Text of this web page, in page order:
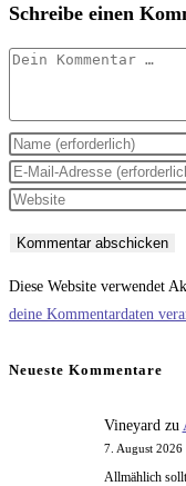
Schreibe einen
Kommentar
Gib
deinen
Namen
zum
Kommentieren
Gib
deine
Adresse
zum
ein
Gib
URL
ein
Diese Website verwendet
deine Kommentardaten
Neueste Kommentare
Vineyardzu
7. August 2026
Allmählich